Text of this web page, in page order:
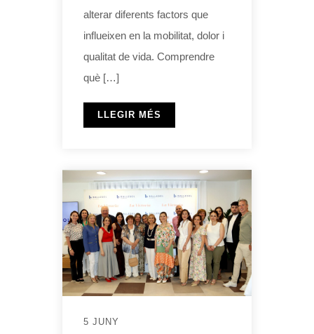
alterar diferents factors que
influeixen en la mobilitat, dolor i
qualitat de vida. Comprendre
què […]
LLEGIR MÉS
5 JUNY